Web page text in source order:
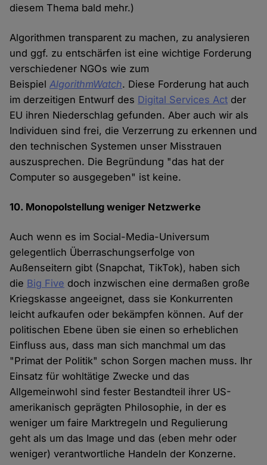
diesem Thema bald mehr.)
Algorithmen transparent zu machen, zu analysieren
und ggf. zu entschärfen ist eine wichtige Forderung
verschiedener NGOs wie zum
BeispielAlgorithmWatch. Diese Forderung hat auch
im derzeitigen Entwurf des Digital Services Act der
EU ihren Niederschlag gefunden. Aber auch wir als
Individuen sind frei, die Verzerrung zu erkennen und
den technischen Systemen unser Misstrauen
auszusprechen. Die Begründung "das hat der
Computer so ausgegeben" ist keine.
10. Monopolstellung weniger Netzwerke
Auch wenn es im Social-Media-Universum
gelegentlich Überraschungserfolge von
Außenseitern gibt (Snapchat, TikTok), haben sich
die Big Five doch inzwischen eine dermaßen große
Kriegskasse angeeignet, dass sie Konkurrenten
leicht aufkaufen oder bekämpfen können. Auf der
politischen Ebene üben sie einen so erheblichen
Einfluss aus, dass man sich manchmal um das
"Primat der Politik" schon Sorgen machen muss. Ihr
Einsatz für wohltätige Zwecke und das
Allgemeinwohl sind fester Bestandteil ihrer US-
amerikanisch geprägten Philosophie, in der es
weniger um faire Marktregeln und Regulierung
geht als um das Image und das (eben mehr oder
weniger) verantwortliche Handeln der Konzerne.